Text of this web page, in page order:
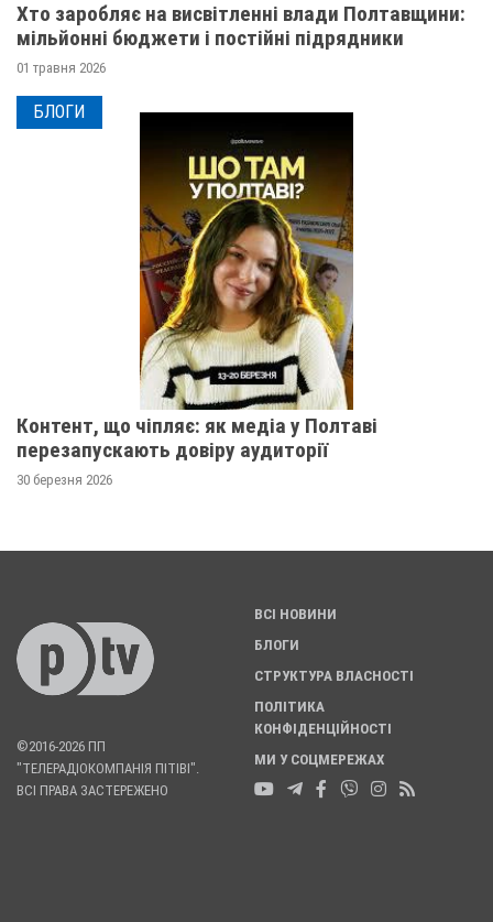
Хто заробляє на висвітленні влади Полтавщини:
мільйонні бюджети і постійні підрядники
01 травня 2026
БЛОГИ
Контент, що чіпляє: як медіа у Полтаві
перезапускають довіру аудиторії
30 березня 2026
©2016-2026 ПП
"ТЕЛЕРАДІОКОМПАНІЯ ПІТІВІ".
ВСІ ПРАВА ЗАСТЕРЕЖЕНО
ВСІ НОВИНИ
БЛОГИ
СТРУКТУРА ВЛАСНОСТІ
ПОЛІТИКА
КОНФІДЕНЦІЙНОСТІ
МИ У СОЦМЕРЕЖАХ